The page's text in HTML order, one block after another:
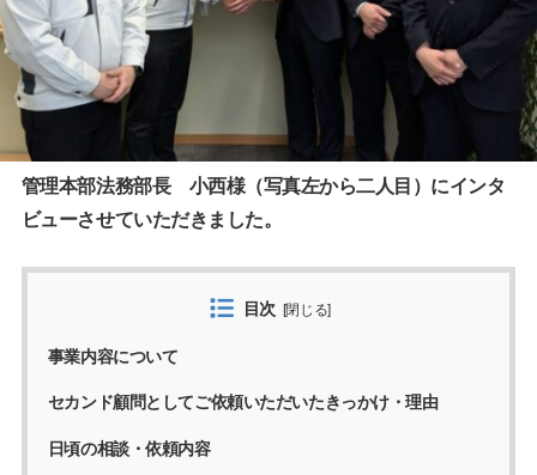
管理本部法務部長 小西様（写真左から二人目）にインタ
ビューさせていただきました。
目次 閉じる
事業内容について
セカンド顧問としてご依頼いただいたきっかけ・理由
日頃の相談・依頼内容